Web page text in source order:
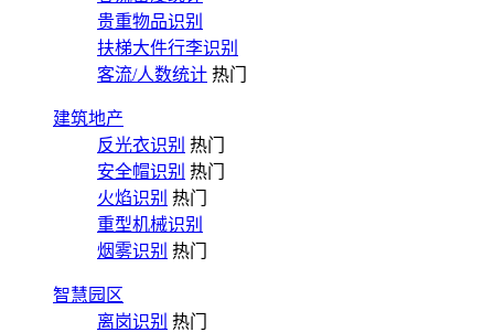
贵重物品识别
扶梯大件行李识别
客流/人数统计 热门
建筑地产
反光衣识别 热门
安全帽识别 热门
火焰识别 热门
重型机械识别
烟雾识别 热门
智慧园区
离岗识别 热门